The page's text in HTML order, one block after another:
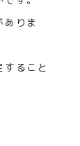
りま
ること